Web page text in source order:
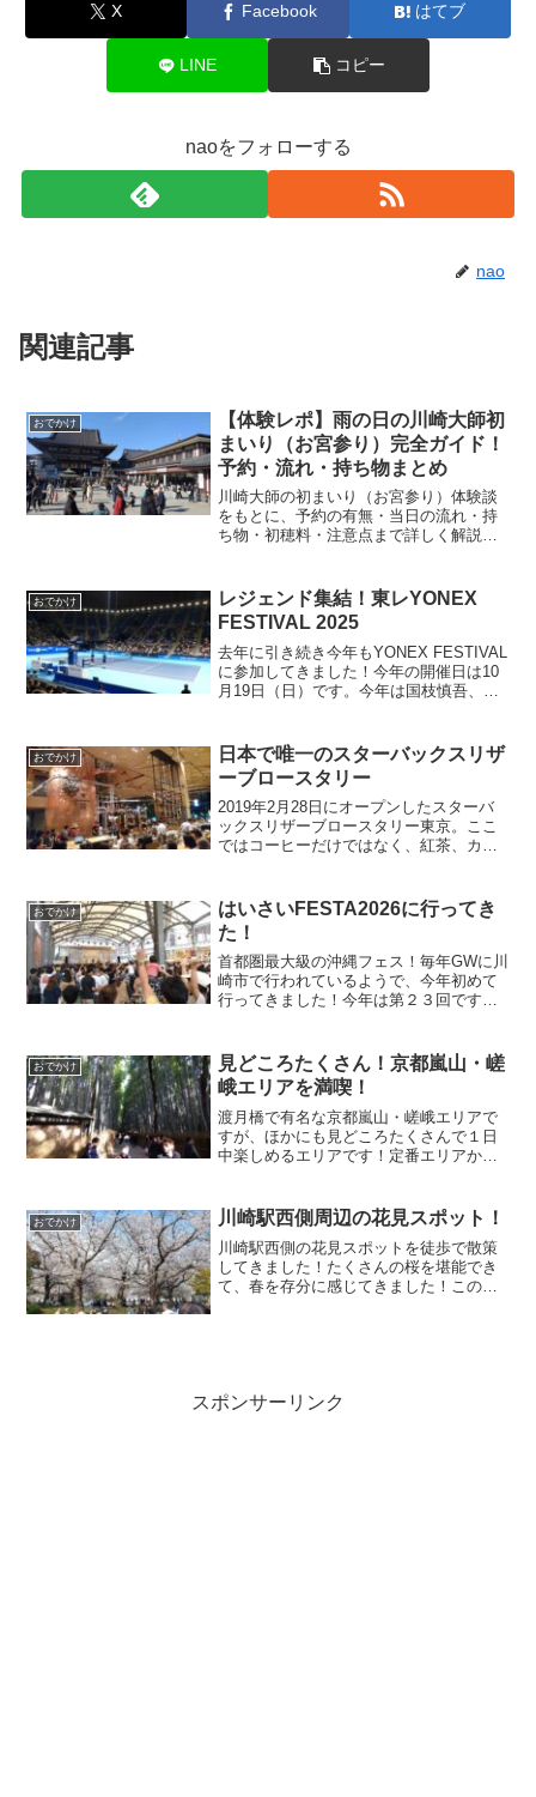
X Facebook はてブ
LINE コピー
naoをフォローする
nao
関連記事
おでかけ
【体験レポ】雨の日の川崎大師初
まいり（お宮参り）完全ガイド！
予約・流れ・持ち物まとめ
川崎大師の初まいり（お宮参り）体験談
をもとに、予約の有無・当日の流れ・持
ち物・初穂料・注意点まで詳しく解説。
おでかけ
レジェンド集結！東レYONEX
FESTIVAL 2025
去年に引き続き今年もYONEX FESTIVAL
に参加してきました！今年の開催日は10
月19日（日）です。今年は国枝慎吾、小
クイベントありました！今年も大変盛り
上がる素敵なイベントでした！
おでかけ
日本で唯一のスターバックスリザ
ーブロースタリー
2019年2月28日にオープンしたスターバ
ックスリザーブロースタリー東京。ここ
ではコーヒーだけではなく、紅茶、カク
れで、心地よかったです。少し前のこと
ですが訪れ、非常に気に入りましたで紹
介します。
おでかけ
はいさいFESTA2026に行ってき
た！
首都圏最大級の沖縄フェス！毎年GWに川
崎市で行われているようで、今年初めて
行ってきました！今年は第２３回です。
ルフロンや川崎銀柳街でもイベントが行
われています！
おでかけ
見どころたくさん！京都嵐山・嵯
峨エリアを満喫！
渡月橋で有名な京都嵐山・嵯峨エリアで
すが、ほかにも見どころたくさんで１日
中楽しめるエリアです！定番エリアから
おでかけ 川崎駅西側周辺の花見スポット！
川崎駅西側の花見スポットを徒歩で散策
してきました！たくさんの桜を堪能でき
て、春を存分に感じてきました！この日
スポンサーリンク